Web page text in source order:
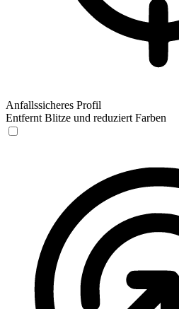
Anfallssicheres Profil
Entfernt Blitze und reduziert Farben